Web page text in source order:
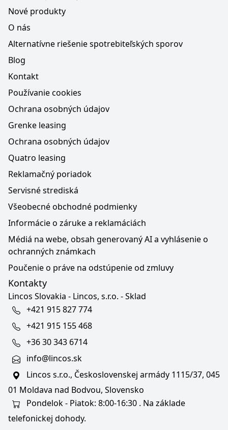
Nové produkty
O nás
Alternatívne riešenie spotrebiteľských sporov
Blog
Kontakt
Používanie cookies
Ochrana osobných údajov
Grenke leasing
Ochrana osobných údajov
Quatro leasing
Reklamačný poriadok
Servisné strediská
Všeobecné obchodné podmienky
Informácie o záruke a reklamáciách
Médiá na webe, obsah generovaný AI a vyhlásenie o
ochranných známkach
Poučenie o práve na odstúpenie od zmluvy
Kontakty
Lincos Slovakia - Lincos, s.r.o. - Sklad
+421 915 827 774
+421 915 155 468
+36 30 343 6714
info@lincos.sk
Lincos s.r.o., Československej armády 1115/37, 045
01 Moldava nad Bodvou, Slovensko
Pondelok - Piatok: 8:00-16:30 . Na základe
telefonickej dohody.